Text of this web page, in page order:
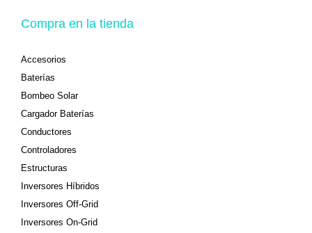
Compra en la tienda
Accesorios
Baterías
Bombeo Solar
Cargador Baterías
Conductores
Controladores
Estructuras
Inversores Híbridos
Inversores Off-Grid
Inversores On-Grid